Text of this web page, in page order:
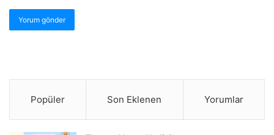
Popüler Son Eklenen Yorumlar